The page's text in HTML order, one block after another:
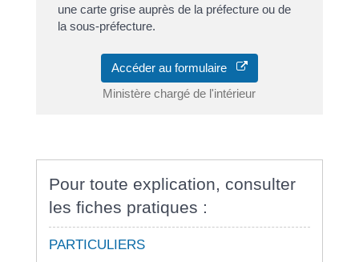
une carte grise auprès de la préfecture ou de
la sous-préfecture.
Accéder au formulaire
Ministère chargé de l'intérieur
Pour toute explication, consulter
les fiches pratiques :
PARTICULIERS